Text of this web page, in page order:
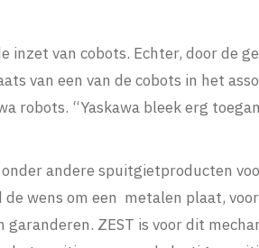
van cobots. Echter, door de
van een van de cobots in het
robots. “Yaskawa bleek erg
andere spuitgietproducten
wens om een metalen plaat,
ZEST is voor dit